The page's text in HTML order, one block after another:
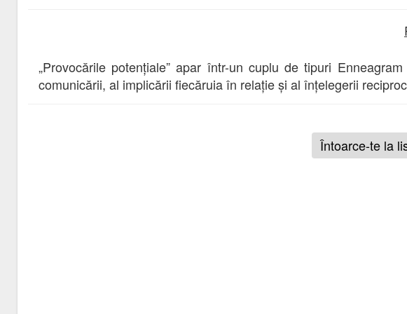
„Provocările potențiale” apar într-un cuplu de tipuri
comunicării, al implicării fiecăruia în relație și al înțelegerii
Întoarce-te la